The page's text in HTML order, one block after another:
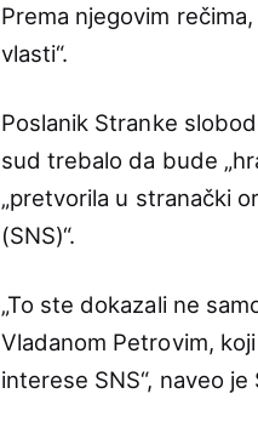
Prema njegovim
vlasti“.
Poslanik Stranke
sud trebalo da bude
„pretvorila u stranački
(SNS)“.
„To ste dokazali ne
Vladanom Petrovim,
interese SNS“, naveo